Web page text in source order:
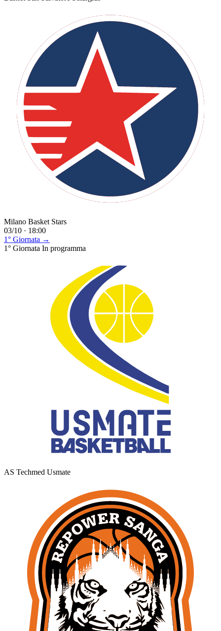
Milano Basket Stars
03/10 · 18:00
1° Giornata →
1° Giornata In programma
AS Techmed Usmate